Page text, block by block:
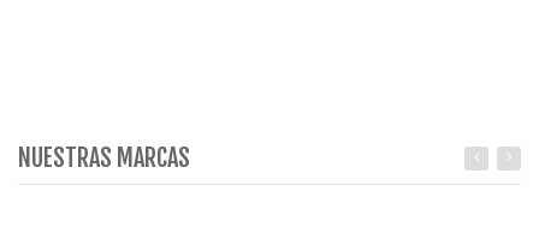
NUESTRAS MARCAS